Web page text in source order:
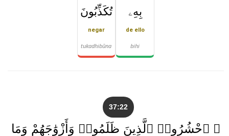
بِهِۦ
de ello
bihi
تُكَذِّبُونَ
negar
tukadhibūna
37:22
۞ ٱحْشُرُوا۟ ٱلَّذِينَ ظَلَمُوا۟ وَأَزْوَٰجَهُمْ وَمَا